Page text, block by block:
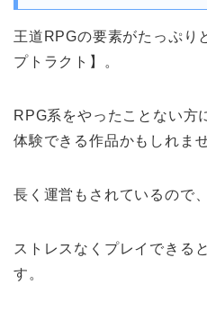
王道RPGの要素がたっぷり
プトラクト】。
RPG系をやったことない方
体験できる作品かもしれませ
長く運営もされているので
ストレスなくプレイできる
す。